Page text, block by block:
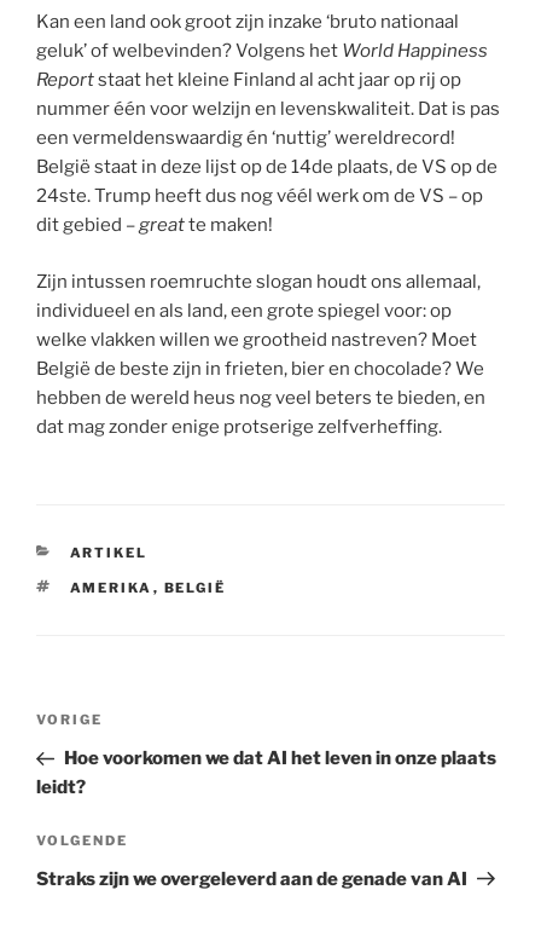
Kan een land ook groot zijn inzake ‘bruto nationaal
geluk’ of welbevinden? Volgens het World Happiness
Reportstaat het kleine Finland al acht jaar op rij op
nummer één voor welzijn en levenskwaliteit. Dat is pas
een vermeldenswaardig én ‘nuttig’ wereldrecord!
België staat in deze lijst op de 14de plaats, de VS op de
24ste. Trump heeft dus nog véél werk om de VS – op
dit gebied –greatte maken!
Zijn intussen roemruchte slogan houdt ons allemaal,
individueel en als land, een grote spiegel voor: op
welke vlakken willen we grootheid nastreven? Moet
België de beste zijn in frieten, bier en chocolade? We
hebben de wereld heus nog veel beters te bieden, en
dat mag zonder enige protserige zelfverheffing.
CATEGORIEËN
ARTIKEL
TAGS
AMERIKA , BELGIË
Berichtnavigatie
Vorig
bericht
VORIGE
Hoe voorkomen we dat AI het leven in onze plaats
leidt?
Volgend
bericht
VOLGENDE
Straks zijn we overgeleverd aan de genade van AI